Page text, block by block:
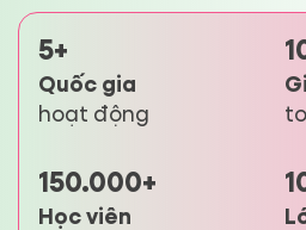
5+
Quốc gia
hoạt động
150.000+
Học viên